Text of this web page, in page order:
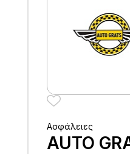
Ασφάλειες
AUTO